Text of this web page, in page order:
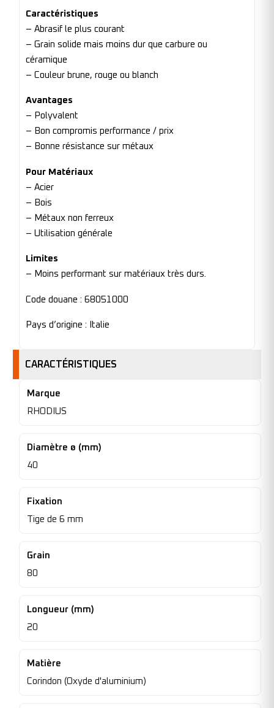
Caractéristiques
– Abrasif le plus courant
– Grain solide mais moins dur que carbure ou
céramique
– Couleur brune, rouge ou blanch
Avantages
– Polyvalent
– Bon compromis performance / prix
– Bonne résistance sur métaux
Pour Matériaux
– Acier
– Bois
– Métaux non ferreux
– Utilisation générale
Limites
– Moins performant sur matériaux très durs.
Code douane : 68051000
Pays d’origine : Italie
CARACTÉRISTIQUES
Marque
RHODIUS
Diamètre ø (mm)
40
Fixation
Tige de 6 mm
Grain
80
Longueur (mm)
20
Matière
Corindon (Oxyde d'aluminium)